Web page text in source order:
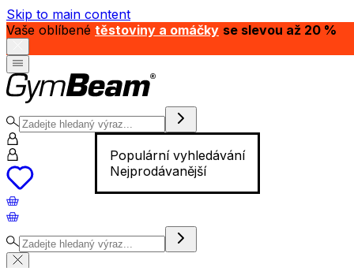
Skip to main content
Vaše oblíbené těstoviny a omáčky se slevou až 20 %
Populární vyhledávání
Nejprodávanější